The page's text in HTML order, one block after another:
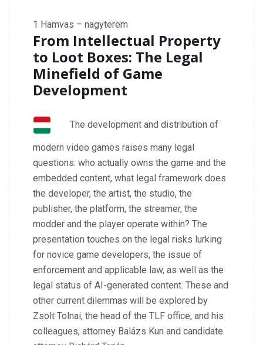
1 Hamvas – nagyterem
From Intellectual Property
to Loot Boxes: The Legal
Minefield of Game
Development
The development and distribution of
modern video games raises many legal
questions: who actually owns the game and the
embedded content, what legal framework does
the developer, the artist, the studio, the
publisher, the platform, the streamer, the
modder and the player operate within? The
presentation touches on the legal risks lurking
for novice game developers, the issue of
enforcement and applicable law, as well as the
legal status of AI-generated content. These and
other current dilemmas will be explored by
Zsolt Tolnai, the head of the TLF office, and his
colleagues, attorney Balázs Kun and candidate